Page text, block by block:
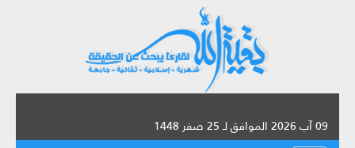
09 آب 2026 الموافق لـ 25 صفر 1448